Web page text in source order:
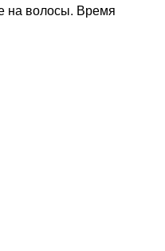
на волосы. Время